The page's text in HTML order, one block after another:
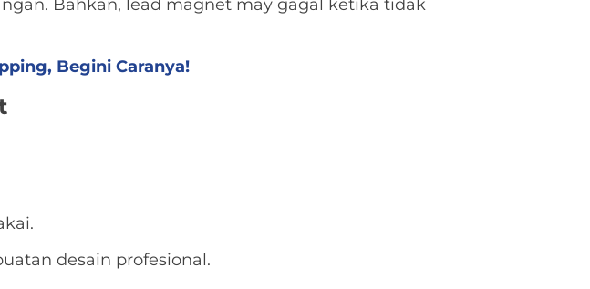
Bahkan, lead magnet may gagal ketika tidak
Begini Caranya!
desain profesional.